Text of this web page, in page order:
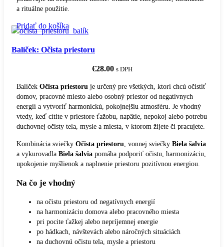
a rituálne použitie.
Pridať do košíka
Balíček: Očista priestoru
€28.00 s DPH
Balíček Očista priestoru je určený pre všetkých, ktorí chcú očistiť
domov, pracovné miesto alebo osobný priestor od negatívnych
energií a vytvoriť harmonickú, pokojnejšiu atmosféru. Je vhodný
vtedy, keď cítite v priestore ťažobu, napätie, nepokoj alebo potrebu
duchovnej očisty tela, mysle a miesta, v ktorom žijete či pracujete.
Kombinácia sviečky Očista priestoru , vonnej sviečky Biela šalvia
a vykurovadla Biela šalvia pomáha podporiť očistu, harmonizáciu,
upokojenie myšlienok a naplnenie priestoru pozitívnou energiou.
Na čo je vhodný
na očistu priestoru od negatívnych energií
na harmonizáciu domova alebo pracovného miesta
pri pocite ťažkej alebo nepríjemnej energie
po hádkach, návštevách alebo náročných situáciách
na duchovnú očistu tela, mysle a priestoru